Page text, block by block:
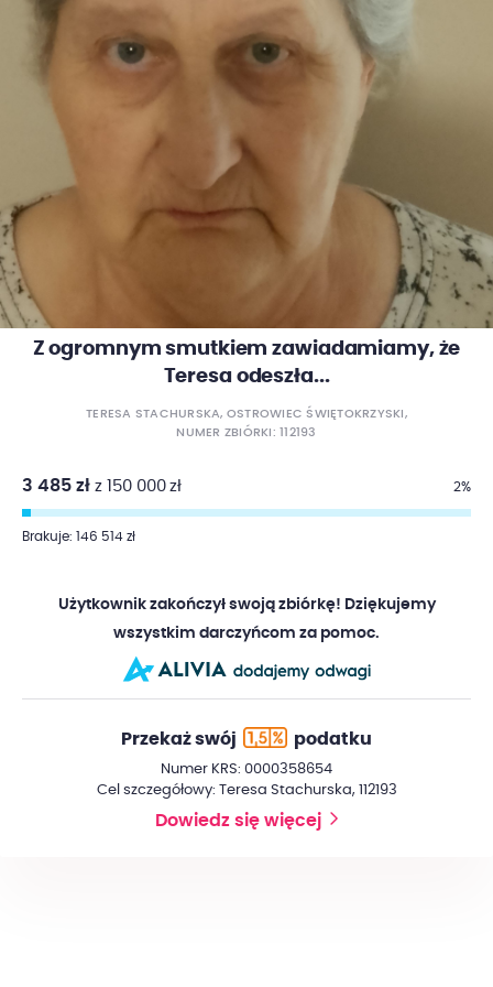
Z ogromnym smutkiem zawiadamiamy, że
Teresa odeszła...
TERESA STACHURSKA, OSTROWIEC ŚWIĘTOKRZYSKI,
NUMER ZBIÓRKI: 112193
3 485 zł z 150 000 zł 2%
Brakuje: 146 514 zł
Użytkownik zakończył swoją zbiórkę! Dziękujemy
wszystkim darczyńcom za pomoc.
Przekaż swój podatku
Numer KRS: 0000358654
Cel szczegółowy: Teresa Stachurska, 112193
Dowiedz się więcej